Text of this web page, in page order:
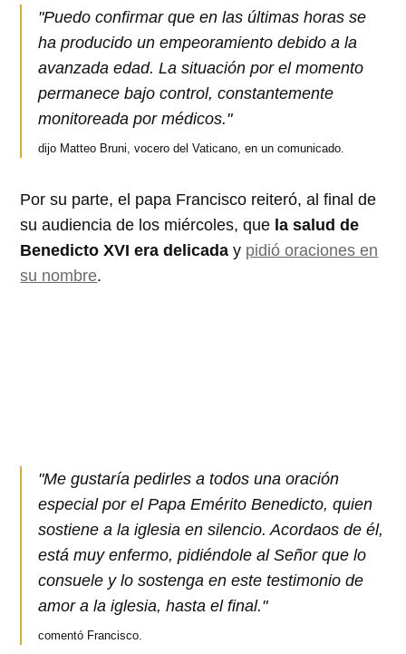
"Puedo confirmar que en las últimas horas se
ha producido un empeoramiento debido a la
avanzada edad. La situación por el momento
permanece bajo control, constantemente
monitoreada por médicos."
dijo Matteo Bruni, vocero del Vaticano, en un comunicado.
Por su parte, el papa Francisco reiteró, al final de
su audiencia de los miércoles, que la salud de
Benedicto XVI era delicada y pidió oraciones en
su nombre.
"Me gustaría pedirles a todos una oración
especial por el Papa Emérito Benedicto, quien
sostiene a la iglesia en silencio. Acordaos de él,
está muy enfermo, pidiéndole al Señor que lo
consuele y lo sostenga en este testimonio de
amor a la iglesia, hasta el final."
comentó Francisco.